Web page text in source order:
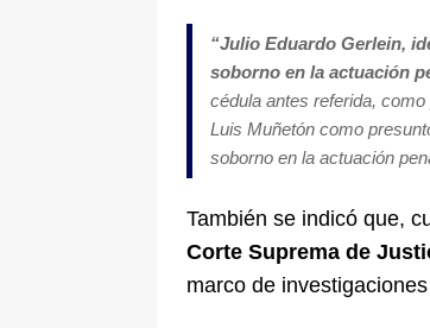
“Julio Eduardo Gerlein,
soborno en la actuación
cédula antes referida,
Luis Muñetón como
soborno en la actuación
También se indicó que,
Corte Suprema de
marco de